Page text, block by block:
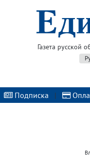
Газета русской
Подписка |